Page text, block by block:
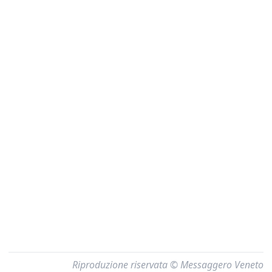
Riproduzione riservata © Messaggero Veneto